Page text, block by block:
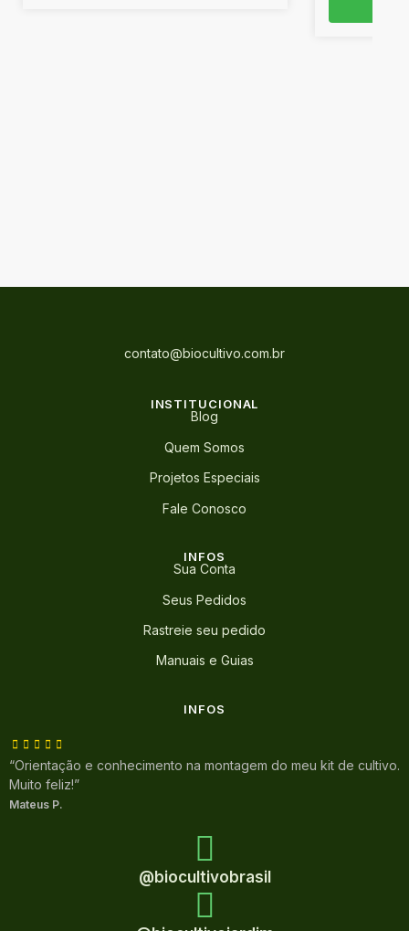
contato@biocultivo.com.br
INSTITUCIONAL
Blog
Quem Somos
Projetos Especiais
Fale Conosco
INFOS
Sua Conta
Seus Pedidos
Rastreie seu pedido
Manuais e Guias
INFOS
“Orientação e conhecimento na montagem do meu kit de cultivo.
Muito feliz!”
Mateus P.
@biocultivobrasil